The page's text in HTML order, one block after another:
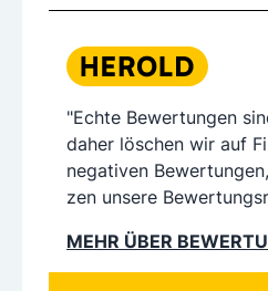
"Echte Bewertungen
daher löschen wir auf
negativen
zen unsere
MEHR ÜBER